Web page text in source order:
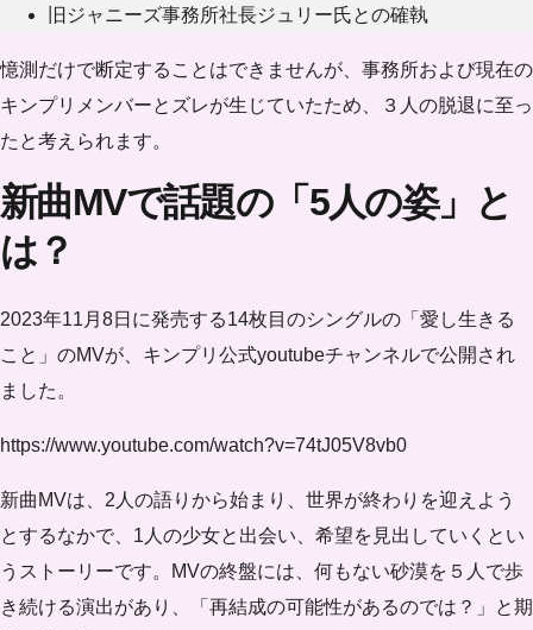
旧ジャニーズ事務所社長ジュリー氏との確執
憶測だけで断定することはできませんが、事務所および現在の
キンプリメンバーとズレが生じていたため、３人の脱退に至っ
たと考えられます。
新曲MVで話題の「5人の姿」と
は？
2023年11月8日に発売する14枚目のシングルの「愛し生きる
こと」のMVが、キンプリ公式youtubeチャンネルで公開され
ました。
https://www.youtube.com/watch?v=74tJ05V8vb0
新曲MVは、2人の語りから始まり、世界が終わりを迎えよう
とするなかで、1人の少女と出会い、希望を見出していくとい
うストーリーです。MVの終盤には、何もない砂漠を５人で歩
き続ける演出があり、「再結成の可能性があるのでは？」と期